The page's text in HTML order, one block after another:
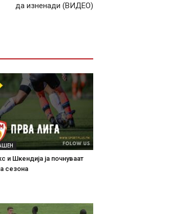
да изненади (ВИДЕО)
и Шкендија ја почнуваат
сезона